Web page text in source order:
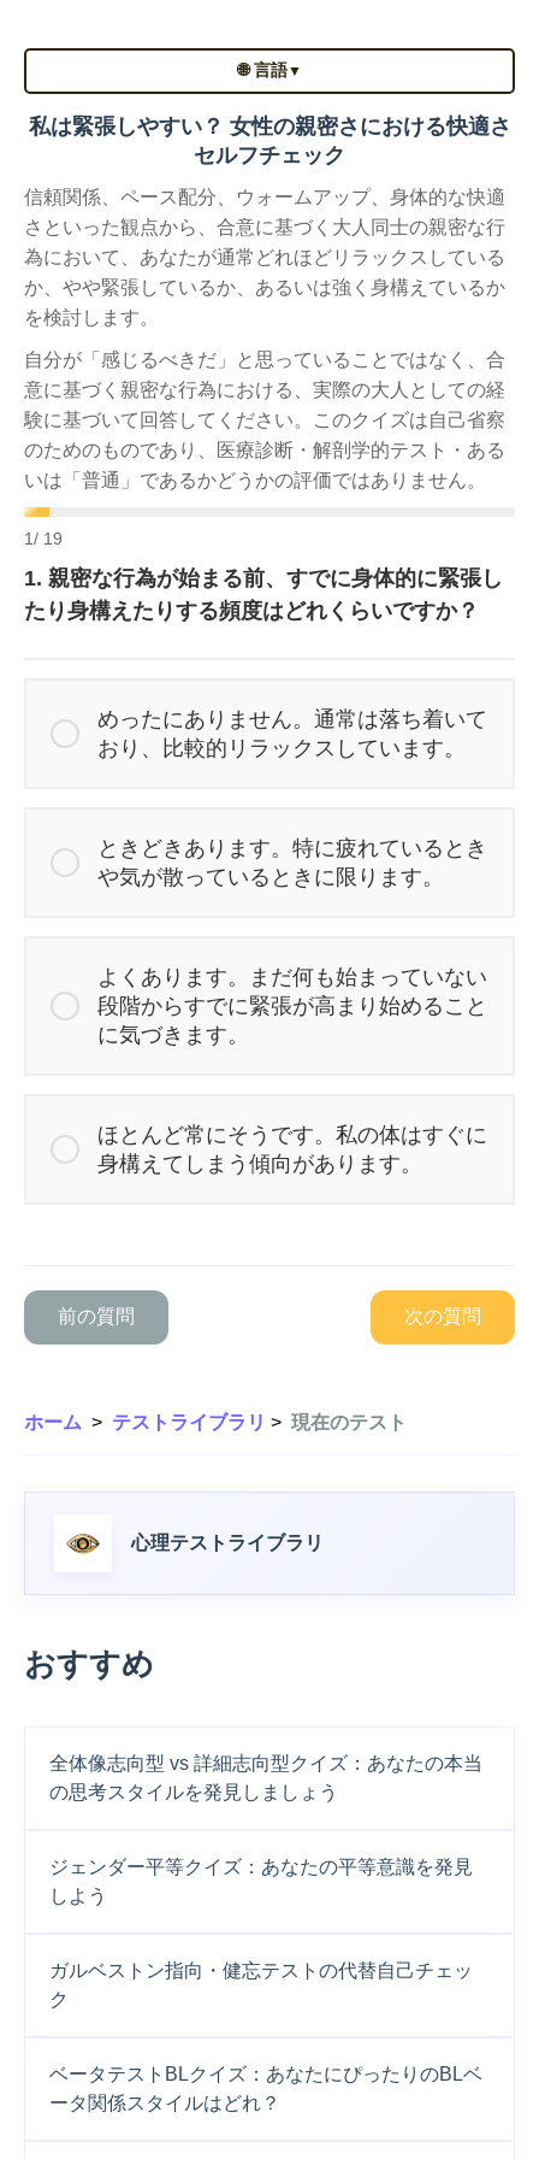
🌐 言語▼
私は緊張しやすい？ 女性の親密さにおける快適さ
セルフチェック
信頼関係、ペース配分、ウォームアップ、身体的な快適
さといった観点から、合意に基づく大人同士の親密な行
為において、あなたが通常どれほどリラックスしている
か、やや緊張しているか、あるいは強く身構えているか
を検討します。
自分が「感じるべきだ」と思っていることではなく、合
意に基づく親密な行為における、実際の大人としての経
験に基づいて回答してください。このクイズは自己省察
のためのものであり、医療診断・解剖学的テスト・ある
いは「普通」であるかどうかの評価ではありません。
1/ 19
1. 親密な行為が始まる前、すでに身体的に緊張し
たり身構えたりする頻度はどれくらいですか？
めったにありません。通常は落ち着いて
おり、比較的リラックスしています。
ときどきあります。特に疲れているとき
や気が散っているときに限ります。
よくあります。まだ何も始まっていない
段階からすでに緊張が高まり始めること
に気づきます。
ほとんど常にそうです。私の体はすぐに
身構えてしまう傾向があります。
前の質問 次の質問
ホーム > テストライブラリ > 現在のテスト
心理テストライブラリ
おすすめ
全体像志向型 vs 詳細志向型クイズ：あなたの本当
の思考スタイルを発見しましょう
ジェンダー平等クイズ：あなたの平等意識を発見
しよう
ガルベストン指向・健忘テストの代替自己チェッ
ク
ベータテストBLクイズ：あなたにぴったりのBLベ
ータ関係スタイルはどれ？